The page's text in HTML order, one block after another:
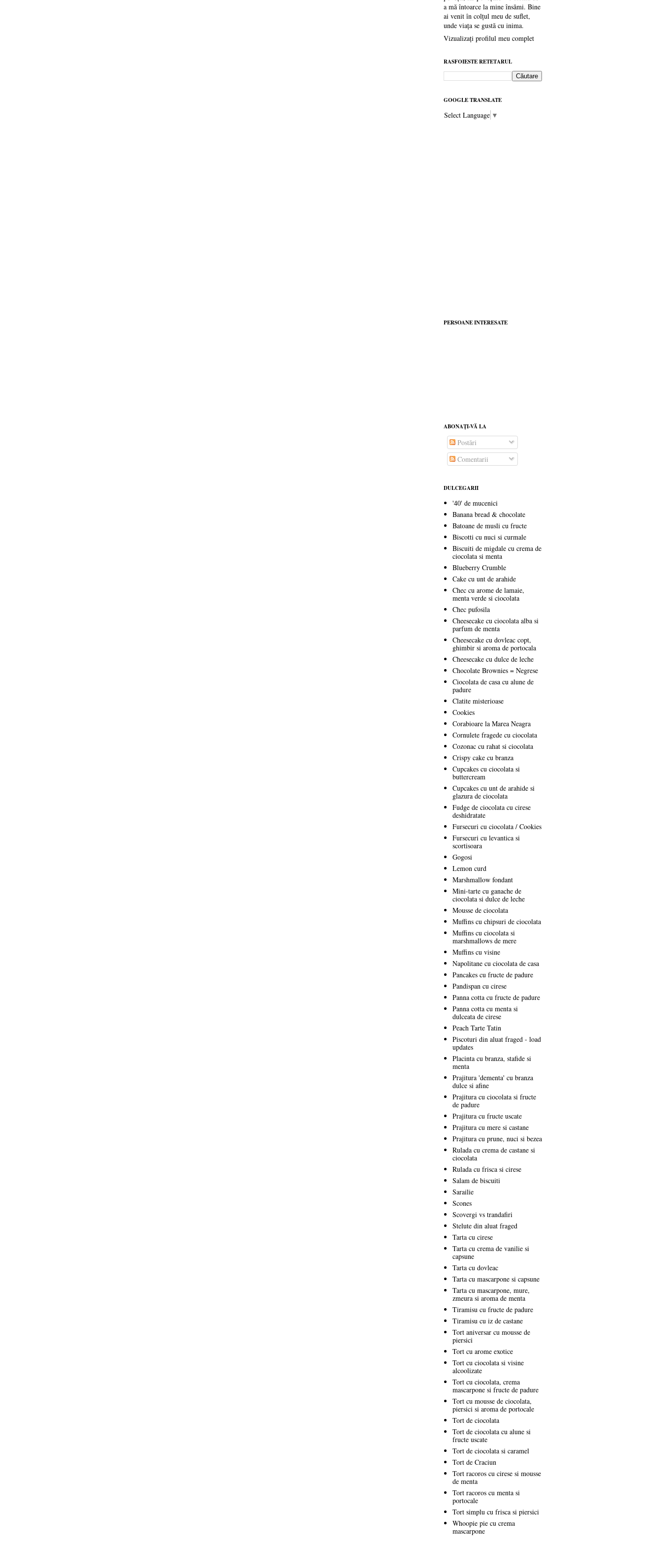
a mă întoarce la mine însămi. Bine
ai venit în colțul meu de suflet,
unde viața se gustă cu inima.
Vizualizați profilul meu complet
RASFOIESTE RETETARUL
GOOGLE TRANSLATE
Select Language ▼
PERSOANE INTERESATE
ABONAŢI-VĂ LA
Postări
Comentarii
DULCEGARII
'40' de mucenici
Banana bread & chocolate
Batoane de musli cu fructe
Biscotti cu nuci si curmale
Biscuiti de migdale cu crema de
ciocolata si menta
Blueberry Crumble
Cake cu unt de arahide
Chec cu arome de lamaie,
menta verde si ciocolata
Chec pufosila
Cheesecake cu ciocolata alba si
parfum de menta
Cheesecake cu dovleac copt,
ghimbir si aroma de portocala
Cheesecake cu dulce de leche
Chocolate Brownies = Negrese
Ciocolata de casa cu alune de
padure
Clatite misterioase
Cookies
Corabioare la Marea Neagra
Cornulete fragede cu ciocolata
Cozonac cu rahat si ciocolata
Crispy cake cu branza
Cupcakes cu ciocolata si
buttercream
Cupcakes cu unt de arahide si
glazura de ciocolata
Fudge de ciocolata cu cirese
deshidratate
Fursecuri cu ciocolata / Cookies
Fursecuri cu levantica si
scortisoara
Gogosi
Lemon curd
Marshmallow fondant
Mini-tarte cu ganache de
ciocolata si dulce de leche
Mousse de ciocolata
Muffins cu chipsuri de ciocolata
Muffins cu ciocolata si
marshmallows de mere
Muffins cu visine
Napolitane cu ciocolata de casa
Pancakes cu fructe de padure
Pandispan cu cirese
Panna cotta cu fructe de padure
Panna cotta cu menta si
dulceata de cirese
Peach Tarte Tatin
Piscoturi din aluat fraged - load
updates
Placinta cu branza, stafide si
menta
Prajitura 'dementa' cu branza
dulce si afine
Prajitura cu ciocolata si fructe
de padure
Prajitura cu fructe uscate
Prajitura cu mere si castane
Prajitura cu prune, nuci si bezea
Rulada cu crema de castane si
ciocolata
Rulada cu frisca si cirese
Salam de biscuiti
Sarailie
Scones
Scovergi vs trandafiri
Stelute din aluat fraged
Tarta cu cirese
Tarta cu crema de vanilie si
capsune
Tarta cu dovleac
Tarta cu mascarpone si capsune
Tarta cu mascarpone, mure,
zmeura si aroma de menta
Tiramisu cu fructe de padure
Tiramisu cu iz de castane
Tort aniversar cu mousse de
piersici
Tort cu arome exotice
Tort cu ciocolata si visine
alcoolizate
Tort cu ciocolata, crema
mascarpone si fructe de padure
Tort cu mousse de ciocolata,
piersici si aroma de portocale
Tort de ciocolata
Tort de ciocolata cu alune si
fructe uscate
Tort de ciocolata si caramel
Tort de Craciun
Tort racoros cu cirese si mousse
de menta
Tort racoros cu menta si
portocale
Tort simplu cu frisca si piersici
Whoopie pie cu crema
mascarpone